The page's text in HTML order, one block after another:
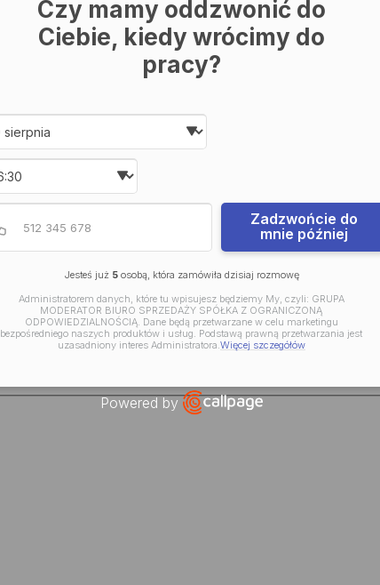
Czy mamy oddzwonić do
Ciebie, kiedy wrócimy do
pracy?
Date and time slection for
Wybierz datę
Numer telefonu
Podaj poprawny numer
Zadzwońcie do
mnie później
Jesteś już 5osobą, która zamówiła dzisiaj rozmowę
Administratorem danych, które tu wpisujesz będziemy My, czyli: GRUPA
MODERATOR BIURO SPRZEDAŻY SPÓŁKA Z OGRANICZONĄ
ODPOWIEDZIALNOŚCIĄ. Dane będą przetwarzane w celu marketingu
bezpośredniego naszych produktów i usług. Podstawą prawną przetwarzania jest
uzasadniony interes Administratora.Więcej szczegółów
Powered by